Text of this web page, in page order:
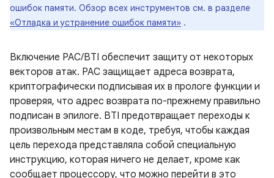
ошибок памяти. Обзор всех инструментов см. в разделе
«Отладка и устранение ошибок памяти» .
Включение PAC/BTI обеспечит защиту от некоторых
векторов атак. PAC защищает адреса возврата,
криптографически подписывая их в прологе функции и
проверяя, что адрес возврата по-прежнему правильно
подписан в эпилоге. BTI предотвращает переходы к
произвольным местам в коде, требуя, чтобы каждая
цель перехода представляла собой специальную
инструкцию, которая ничего не делает, кроме как
сообщает процессору, что можно перейти в это